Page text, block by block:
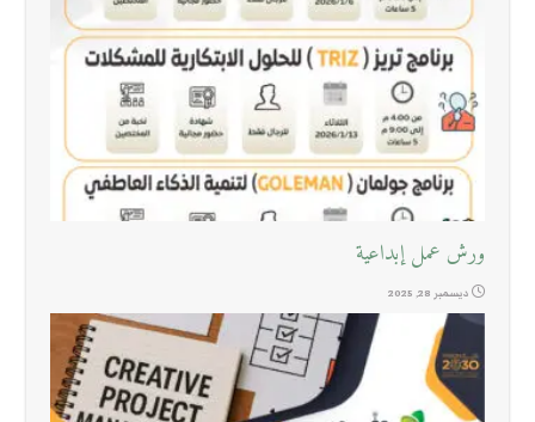
ورش عمل إبداعية
ديسمبر 28, 2025